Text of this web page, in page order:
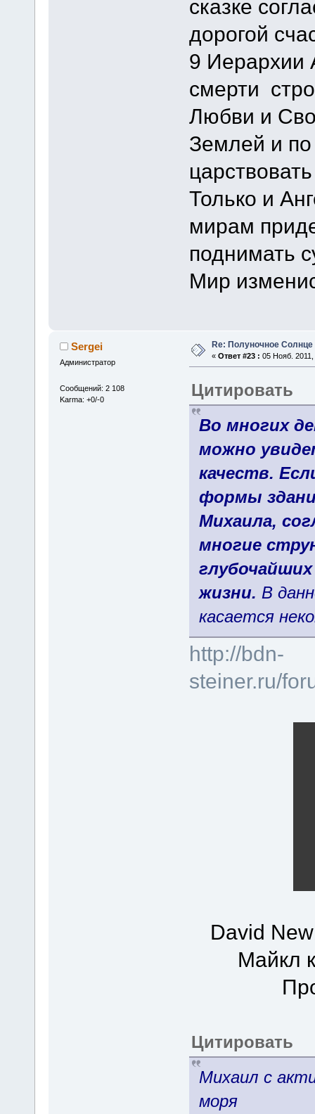
сказке
дорогой
9 Иерархии
смерти
Любви и
Землей и
Только и
мирам
поднимать
Мир
Sergei
Администратор
Сообщений: 2 108
Karma: +0/-0
Re: Полуночное Солнце
« Ответ #23 : 05 Нояб.
Цитировать
Во многих
можно
качеств.
формы
Михаила,
многие
жизни. В
касается
http://bdn-
steiner.ru/
David
Майкл
Цитировать
Михаил с
моря